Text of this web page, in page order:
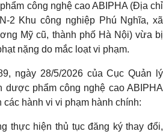
công nghệ cao ABIPHA (Địa chỉ
2 Khu công nghiệp Phú Nghĩa, xã
Mỹ cũ, thành phố Hà Nội) vừa bị
nặng do mắc loạt vi phạm.
ngày 28/5/2026 của Cục Quản lý
dược phẩm công nghệ cao ABIPHA
hành vi vi phạm hành chính:
thực hiện thủ tục đăng ký thay đổi,